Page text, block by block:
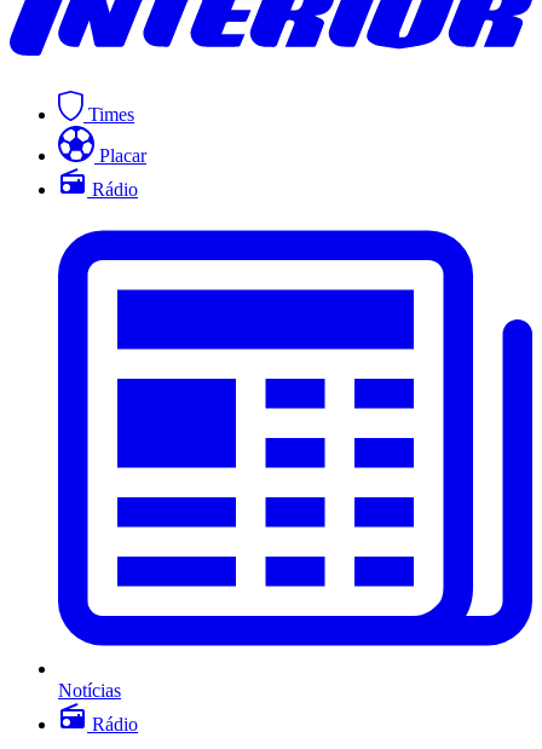
Times
Placar
Rádio
Notícias
Rádio